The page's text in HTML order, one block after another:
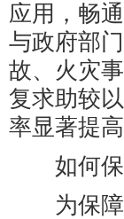
应用，畅
与政府部
故、火灾
复求助较
率显著提高
如何保
为保障